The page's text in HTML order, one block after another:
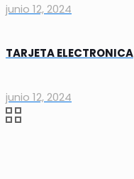
junio 12, 2024
TARJETA ELECTRONICA
junio 12, 2024